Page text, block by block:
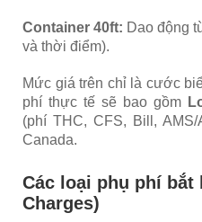
Container 40ft: Dao động
và thời điểm).
Mức giá trên chỉ là cước
phí thực tế sẽ bao gồm
(phí THC, CFS, Bill,
Canada.
Các loại phụ phí bắt
Charges)​